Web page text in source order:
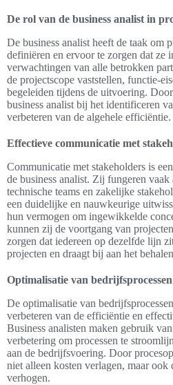
De rol van de business analist in
De business analist heeft de taak om
definiëren en ervoor te zorgen dat ze
verwachtingen van alle betrokken
de projectscope vaststellen, functie-
begeleiden tijdens de uitvoering.
business analist bij het identificeren
verbeteren van de algehele efficiëntie.
Effectieve communicatie met
Communicatie met stakeholders is
de business analist. Zij fungeren vaak
technische teams en zakelijke
een duidelijke en nauwkeurige
hun vermogen om ingewikkelde
kunnen zij de voortgang van
zorgen dat iedereen op dezelfde lijn
projecten en draagt bij aan het
Optimalisatie van bedrijfsprocessen
De optimalisatie van
verbeteren van de efficiëntie en
Business analisten maken gebruik
verbetering om processen te
aan de bedrijfsvoering. Door
niet alleen kosten verlagen, maar ook
verhogen.